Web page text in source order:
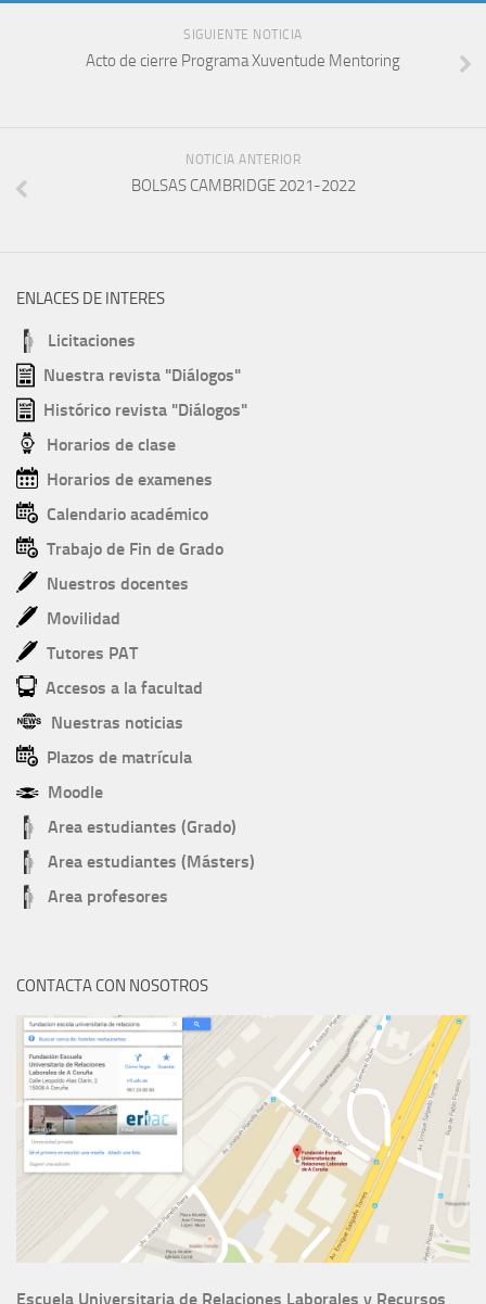
Feira de emprego 2024 (Xunta)
Feira de emprego 2025
SIGUIENTE NOTICIA
Acto de cierre Programa Xuventude Mentoring
NOTICIA ANTERIOR
BOLSAS CAMBRIDGE 2021-2022
ENLACES DE INTERES
Licitaciones
Nuestra revista "Diálogos"
Histórico revista "Diálogos"
Horarios de clase
Horarios de examenes
Calendario académico
Trabajo de Fin de Grado
Nuestros docentes
Movilidad
Tutores PAT
Accesos a la facultad
Nuestras noticias
Plazos de matrícula
Moodle
Area estudiantes (Grado)
Area estudiantes (Másters)
Area profesores
CONTACTA CON NOSOTROS
Escuela Universitaria de Relaciones Laborales y Recursos